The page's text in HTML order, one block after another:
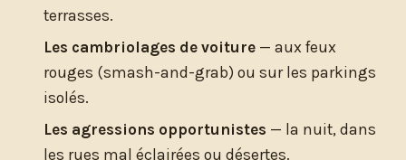
terrasses.
Les cambriolages de voiture — aux feux
rouges (smash-and-grab) ou sur les parkings
isolés.
Les agressions opportunistes — la nuit, dans
les rues mal éclairées ou désertes.